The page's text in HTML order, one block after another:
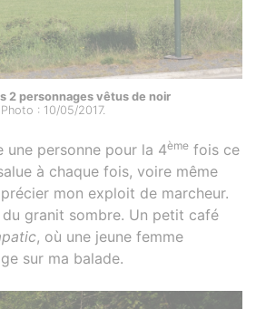
2 personnages vêtus de noir
Photo : 10/05/2017.
une personne pour la 4ème fois ce
à chaque fois, voire même
mon exploit de marcheur.
granit sombre. Un petit café
, où une jeune femme
sur ma balade.